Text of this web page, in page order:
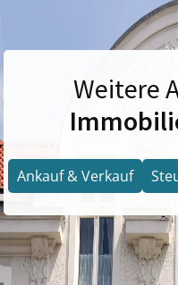
Weitere
Ankauf & Verkauf